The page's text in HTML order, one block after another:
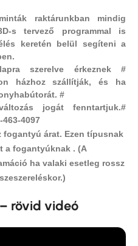
raktárunkban mindig
s tervező programmal is
keretén belül segíteni a
szerelve érkeznek #
házhoz szállítják, és ha
#
jogát fenntartjuk.#
463-4097
fogantyú árat. Ezen típusnak
a fogantyúknak . (A
ha valaki esetleg rossz
rövid videó